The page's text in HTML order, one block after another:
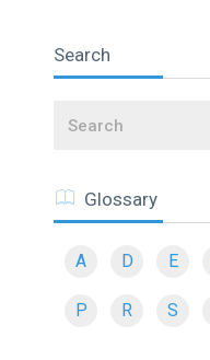
Search
Glossary
A D E
P R S